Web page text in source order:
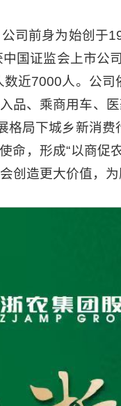
司前身为始创
国证监会上市
近7000人。公
品、乘商用车、
格局下城乡新消
命，形成“以商
创造更大价值，为